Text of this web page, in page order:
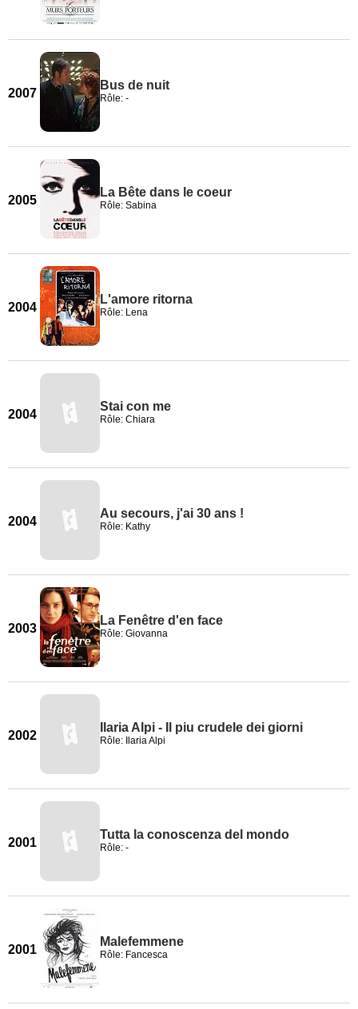
2007
Bus de nuit
Rôle: -
2005
La Bête dans le coeur
Rôle: Sabina
2004
L'amore ritorna
Rôle: Lena
2004
Stai con me
Rôle: Chiara
2004
Au secours, j'ai 30 ans !
Rôle: Kathy
2003
La Fenêtre d'en face
Rôle: Giovanna
2002
Ilaria Alpi - Il piu crudele dei giorni
Rôle: Ilaria Alpi
2001
Tutta la conoscenza del mondo
Rôle: -
2001
Malefemmene
Rôle: Fancesca